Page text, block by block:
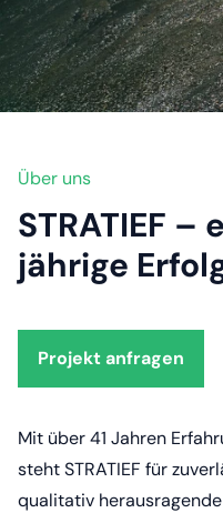
Über uns
STRATIEF
jährige
Projekt anfragen
Mit über 41 Jahren
steht STRATIEF für
qualitativ